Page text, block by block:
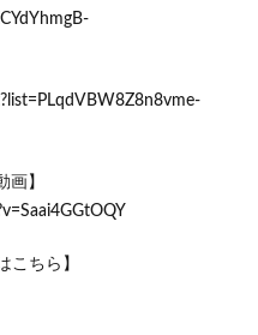
画】
こちら】